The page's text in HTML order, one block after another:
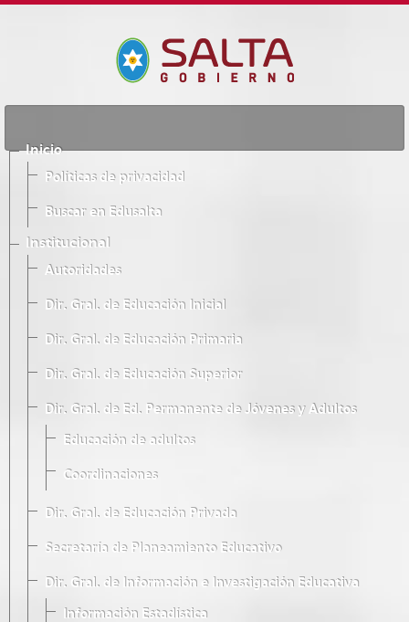
Inicio
Políticas de privacidad
Buscar en Edusalta
Institucional
Autoridades
Dir. Gral. de Educación Inicial
Dir. Gral. de Educación Primaria
Dir. Gral. de Educación Superior
Dir. Gral. de Ed. Permanente de Jóvenes y Adultos
Educación de adultos
Coordinaciones
Dir. Gral. de Educación Privada
Secretaría de Planeamiento Educativo
Dir. Gral. de Información e Investigación Educativa
Información Estadística